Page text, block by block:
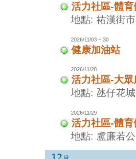
活力社區-體
地點: 祐漢街
2026/11/03 ~ 30
健康加油站
2026/11/28
活力社區-大眾
地點: 氹仔花
2026/11/29
活力社區-體
地點: 盧廉若